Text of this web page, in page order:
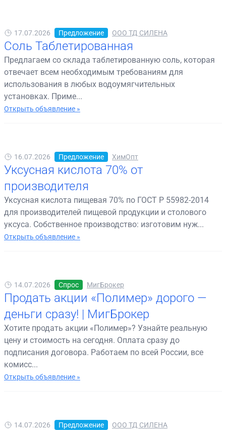
17.07.2026 Предложение ООО ТД СИЛЕНА
Соль Таблетированная
Предлагаем со склада таблетированную соль, которая
отвечает всем необходимым требованиям для
использования в любых водоумягчительных
установках. Приме...
Открыть объявление »
16.07.2026 Предложение ХимОпт
Уксусная кислота 70% от
производителя
Уксусная кислота пищевая 70% по ГОСТ Р 55982-2014
для производителей пищевой продукции и столового
уксуса. Собственное производство: изготовим нуж...
Открыть объявление »
14.07.2026 Спрос МигБрокер
Продать акции «Полимер» дорого —
деньги сразу! | МигБрокер
Хотите продать акции «Полимер»? Узнайте реальную
цену и стоимость на сегодня. Оплата сразу до
подписания договора. Работаем по всей России, все
комисс...
Открыть объявление »
14.07.2026 Предложение ООО ТД СИЛЕНА